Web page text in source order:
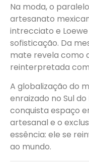
Na moda, o
artesanato
intrecciato e
sofisticação. Da
mate revela como
reinterpretada
A globalização do
enraizado no Sul
conquista espaço
artesanal e o
essência: ele se
ao mundo.